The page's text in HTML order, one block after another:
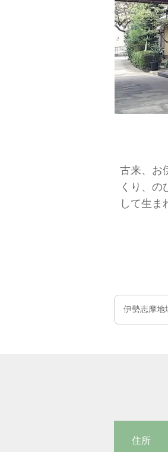
古来、お
くり、の
して生ま
伊勢志摩地
住所